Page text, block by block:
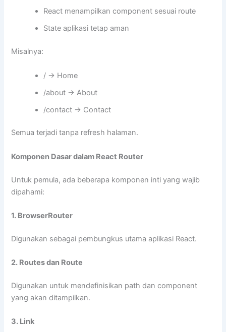
React menampilkan component sesuai route
State aplikasi tetap aman
Misalnya:
/ → Home
/about → About
/contact → Contact
Semua terjadi tanpa refresh halaman.
Komponen Dasar dalam React Router
Untuk pemula, ada beberapa komponen inti yang wajib
dipahami:
1. BrowserRouter
Digunakan sebagai pembungkus utama aplikasi React.
2. Routes dan Route
Digunakan untuk mendefinisikan path dan component
yang akan ditampilkan.
3. Link